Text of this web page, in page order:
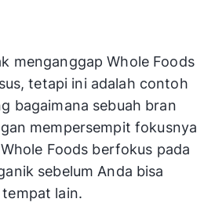
menganggap Whole Foods
tetapi ini adalah contoh
bagaimana sebuah bran
mempersempit fokusnya
Foods berfokus pada
sebelum Anda bisa
lain.